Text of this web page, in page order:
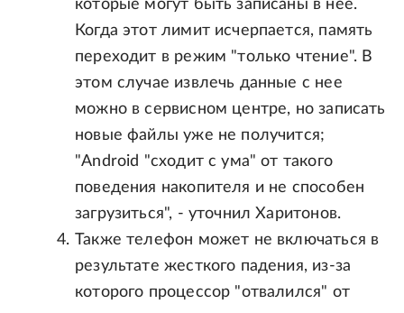
которые могут быть записаны в нее.
Когда этот лимит исчерпается, память
переходит в режим "только чтение". В
этом случае извлечь данные с нее
можно в сервисном центре, но записать
новые файлы уже не получится;
"Android "сходит с ума" от такого
поведения накопителя и не способен
загрузиться", - уточнил Харитонов.
Также телефон может не включаться в
результате жесткого падения, из-за
которого процессор "отвалился" от